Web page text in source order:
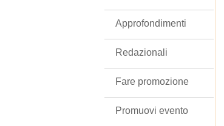
Approfondimenti
Redazionali
Fare promozione
Promuovi evento